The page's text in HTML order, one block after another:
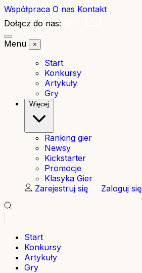
Współpraca O nas Kontakt
Dołącz do nas:
Menu
×
Start
Konkursy
Artykuły
Gry
Więcej
Ranking gier
Newsy
Kickstarter
Promocje
Klasyka Gier
Zarejestruj się
Zaloguj się
Start
Konkursy
Artykuły
Gry